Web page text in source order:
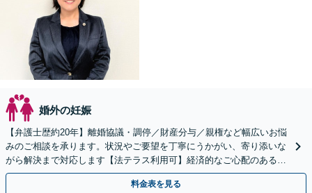
婚外の妊娠
【弁護士歴約20年】離婚協議・調停／財産分与／親権など幅広いお悩
みのご相談を承ります。状況やご要望を丁寧にうかがい、寄り添いな
がら解決まで対応します【法テラス利用可】経済的なご心配のある方
も一度ご相談ください
料金表を見る